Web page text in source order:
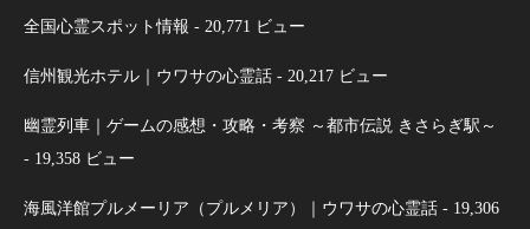
全国心霊スポット情報 - 20,771 ビュー
信州観光ホテル｜ウワサの心霊話 - 20,217 ビュー
幽霊列車｜ゲームの感想・攻略・考察 ～都市伝説 きさらぎ駅～
- 19,358 ビュー
海風洋館プルメーリア（プルメリア）｜ウワサの心霊話 - 19,306